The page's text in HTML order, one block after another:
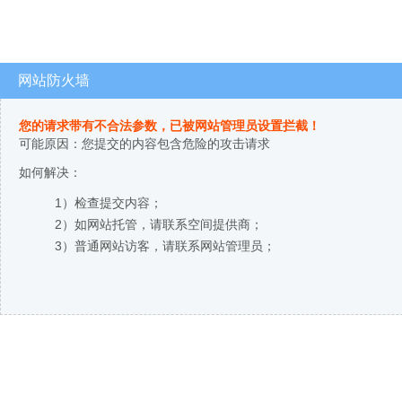
网站防火墙
您的请求带有不合法参数，已被网站管理员设置拦截！
可能原因：您提交的内容包含危险的攻击请求
如何解决：
1）检查提交内容；
2）如网站托管，请联系空间提供商；
3）普通网站访客，请联系网站管理员；